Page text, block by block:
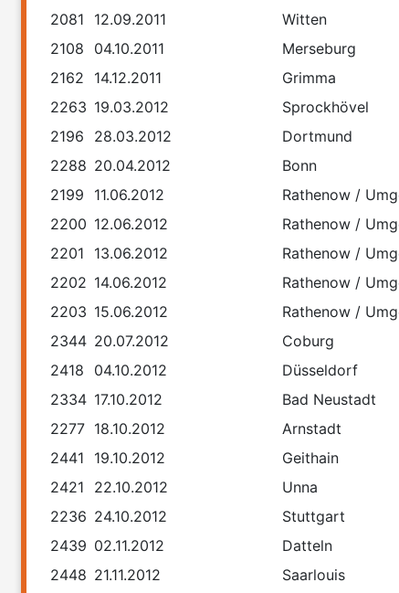
2081
12.09.2011 Witten
2108
04.10.2011 Merseburg
2162
14.12.2011 Grimma
2263 19.03.2012 Sprockhövel
2196
28.03.2012 Dortmund
2288 20.04.2012 Bonn
2199
11.06.2012 Rathenow /
2200 12.06.2012 Rathenow /
2201
13.06.2012 Rathenow /
2202 14.06.2012 Rathenow /
2203 15.06.2012 Rathenow /
2344 20.07.2012 Coburg
2418
04.10.2012 Düsseldorf
2334 17.10.2012 Bad Neustadt
2277 18.10.2012 Arnstadt
2441
19.10.2012 Geithain
2421
22.10.2012 Unna
2236 24.10.2012 Stuttgart
2439 02.11.2012 Datteln
2448 21.11.2012 Saarlouis